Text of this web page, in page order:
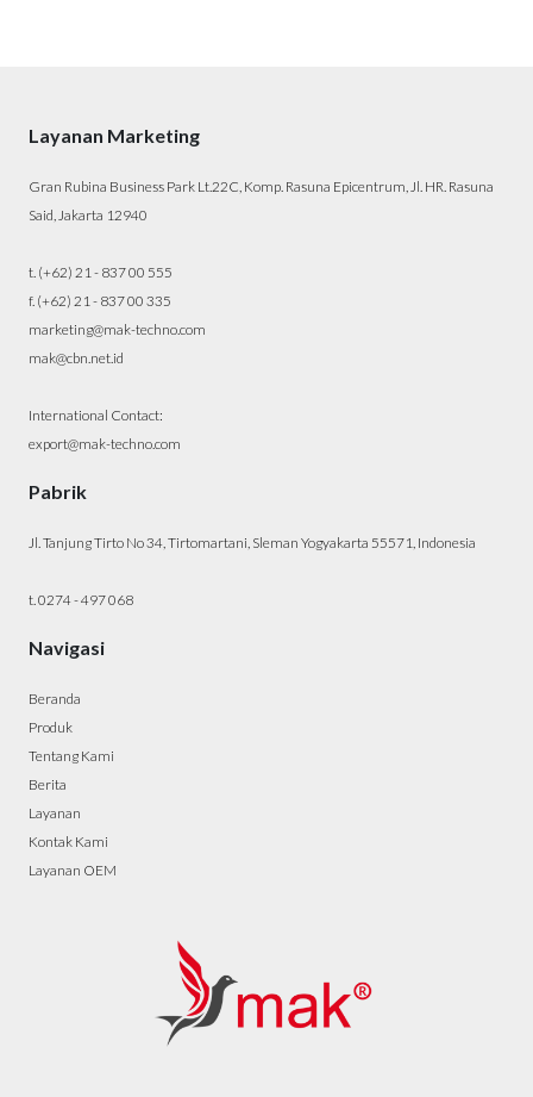
Layanan Marketing
Gran Rubina Business Park Lt.22C, Komp. Rasuna Epicentrum, Jl. HR. Rasuna
Said, Jakarta 12940
t. (+62) 21 - 837 00 555
f. (+62) 21 - 837 00 335
marketing@mak-techno.com
mak@cbn.net.id
International Contact:
export@mak-techno.com
Pabrik
Jl. Tanjung Tirto No 34, Tirtomartani, Sleman Yogyakarta 55571, Indonesia
t. 0274 - 497 068
Navigasi
Beranda
Produk
Tentang Kami
Berita
Layanan
Kontak Kami
Layanan OEM